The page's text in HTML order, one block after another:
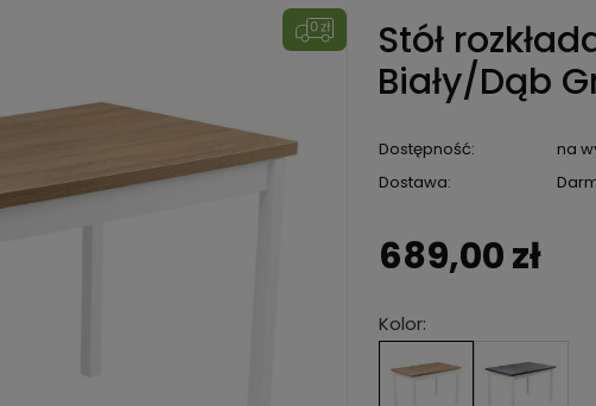
Stół
Biały/Dąb
Dostępność:
na
Dostawa:
689,00 zł
Kolor: